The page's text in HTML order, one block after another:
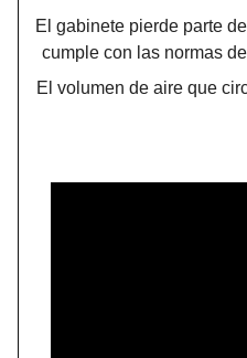
El gabinete pierde parte
cumple con las normas
El volumen de aire que